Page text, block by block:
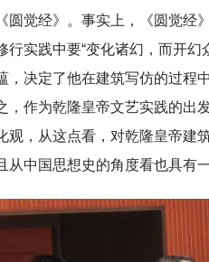
圆觉经》。事实上，《圆觉经
行实践中要“变化诸幻，而开
，决定了他在建筑写仿的过程
，作为乾隆皇帝文艺实践的出发
观，从这点看，对乾隆皇帝建
从中国思想史的角度看也具有